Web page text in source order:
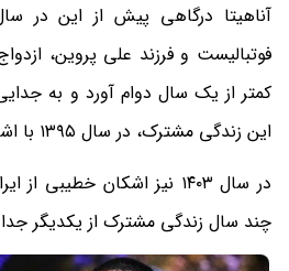
فوتبالیست و فرزند علی پروین،
کمتر از یک سال دوام آورد و به
این زندگی مشترک، در سال ۱۳۹۵ با اشکان خطیبی ازدواج کرد.
در سال ۱۴۰۳ نیز اشکان
چند سال زندگی مشترک از یکدیگر